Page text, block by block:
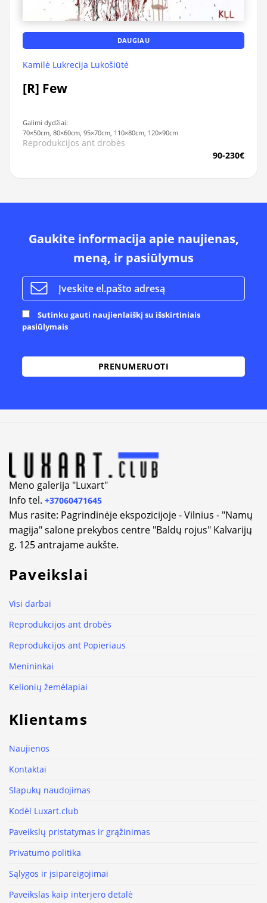
DAUGIAU
Kamilė Lukrecija Lukošiūtė
[R] Few
Galimi dydžiai:
70×50cm, 80×60cm, 95×70cm, 110×80cm, 120×90cm
Reprodukcijos ant drobės
90-230€
Gaukite informacija apie naujienas,
meną, ir pasiūlymus
Sutinku gauti naujienlaiškį su išskirtiniais
pasiūlymais
Meno galerija "Luxart"
Info tel. +37060471645
Mus rasite: Pagrindinėje ekspozicijoje - Vilnius - "Namų
magija" salone prekybos centre "Baldų rojus" Kalvarijų
g. 125 antrajame aukšte.
Paveikslai
Visi darbai
Reprodukcijos ant drobės
Reprodukcijos ant Popieriaus
Menininkai
Kelionių žemėlapiai
Klientams
Naujienos
Kontaktai
Slapukų naudojimas
Kodėl Luxart.club
Paveikslų pristatymas ir grąžinimas
Privatumo politika
Sąlygos ir įsipareigojimai
Paveikslas kaip interjero detalė